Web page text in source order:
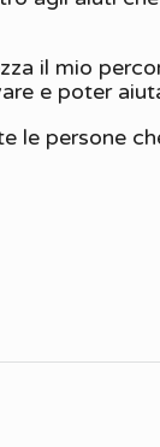
il mio
e poter
le persone